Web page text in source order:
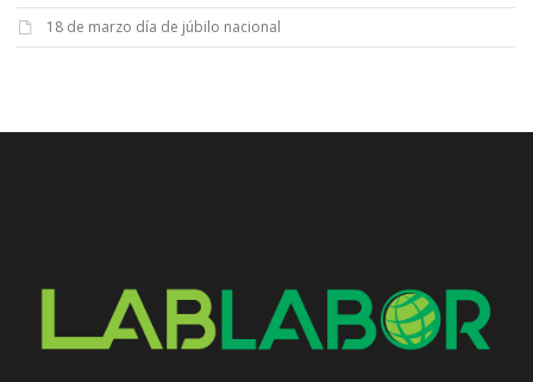
18 de marzo día de júbilo nacional